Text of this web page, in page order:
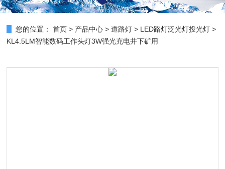
您的位置： 首页 > 产品中心 >道路灯 > LED路灯泛光灯投光灯 >
KL4.5LM智能数码工作头灯3W强光充电井下矿用